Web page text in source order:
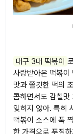
대구 3대 떡볶이
사랑받아온 떡볶이
맛과 쫄깃한 떡의
콤하면서도 감칠맛
잊히지 않아. 특히
떡볶이 소스에 푹
한 가격으로 푸짐